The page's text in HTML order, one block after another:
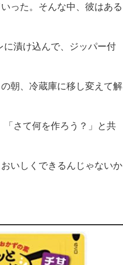
った。そんな中、彼はある
に漬け込んで、ジッパー付
朝、冷蔵庫に移し変えて解
さて何を作ろう？」と共
いしくできるんじゃないか